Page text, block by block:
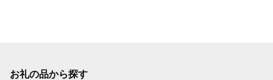
お礼の品から探す